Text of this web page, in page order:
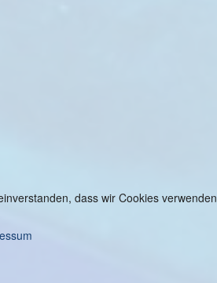
dass wir Cookies verwenden